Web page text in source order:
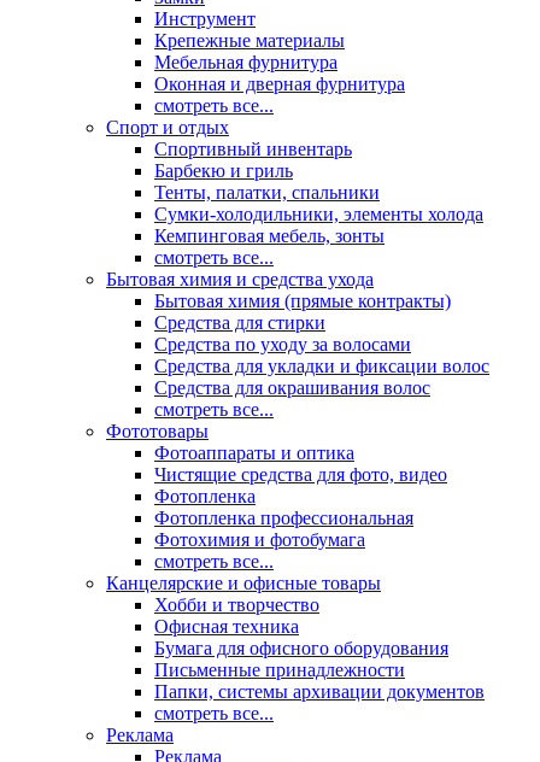
Инструмент
Крепежные материалы
Мебельная фурнитура
Оконная и дверная фурнитура
смотреть все...
Спорт и отдых
Спортивный инвентарь
Барбекю и гриль
Тенты, палатки, спальники
Сумки-холодильники, элементы холода
Кемпинговая мебель, зонты
смотреть все...
Бытовая химия и средства ухода
Бытовая химия (прямые контракты)
Средства для стирки
Средства по уходу за волосами
Средства для укладки и фиксации волос
Средства для окрашивания волос
смотреть все...
Фототовары
Фотоаппараты и оптика
Чистящие средства для фото, видео
Фотопленка
Фотопленка профессиональная
Фотохимия и фотобумага
смотреть все...
Канцелярские и офисные товары
Хобби и творчество
Офисная техника
Бумага для офисного оборудования
Письменные принадлежности
Папки, системы архивации документов
смотреть все...
Реклама
Реклама